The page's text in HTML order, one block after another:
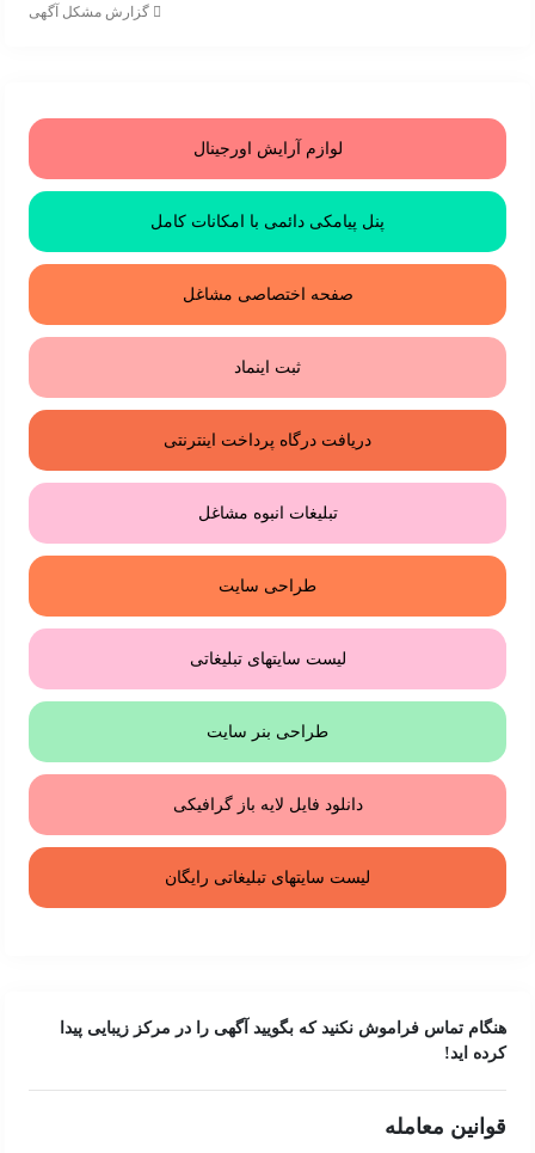
گزارش مشکل آگهی
لوازم آرایش اورجینال
پنل پیامکی دائمی با امکانات کامل
صفحه اختصاصی مشاغل
ثبت اینماد
دریافت درگاه پرداخت اینترنتی
تبلیغات انبوه مشاغل
طراحی سایت
لیست سایتهای تبلیغاتی
طراحی بنر سایت
دانلود فایل لایه باز گرافیکی
لیست سایتهای تبلیغاتی رایگان
هنگام تماس فراموش نکنید که بگویید آگهی را در مرکز زیباییپیدا
کرده اید!
قوانین معامله